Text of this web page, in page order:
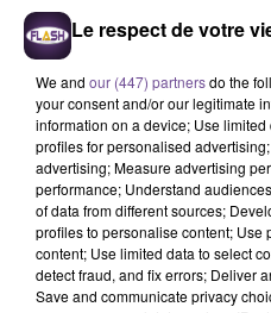
6 août 2026
Accident
appel à témoins
4 août 2026
Haute-Vienne
Agriculteurs
Le respect de votre
We and our (447) partnersdo the
your consent and/or our legitimate
information on a device; Use
profiles for personalised
advertising; Measure advertising
performance; Understand
of data from different sources;
profiles to personalise content; Use
content; Use limited data to select
detect fraud, and fix errors; Deliver
Save and communicate privacy